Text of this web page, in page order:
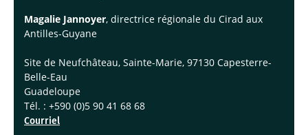
Magalie Jannoyer, directrice régionale du Cirad aux
Antilles-Guyane
Site de Neufchâteau, Sainte-Marie, 97130 Capesterre-
Belle-Eau
Guadeloupe
Tél. : +590 (0)5 90 41 68 68
Courriel